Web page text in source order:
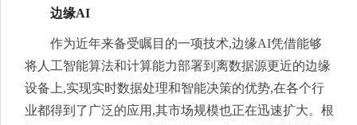
边缘AI
作为近年来备受瞩目的一项技术,边缘AI凭借能够
将人工智能算法和计算能力部署到离数据源更近的边缘
设备上,实现实时数据处理和智能决策的优势,在各个行
业都得到了广泛的应用,其市场规模也正在迅速扩大。根